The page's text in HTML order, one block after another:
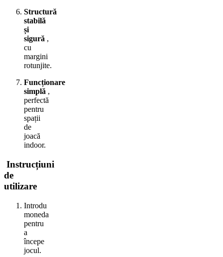
Structură
stabilă
și
sigură ,
cu
margini
rotunjite.
Funcționare
simplă ,
perfectă
pentru
spații
de
joacă
indoor.
Instrucțiuni
de
utilizare
Introdu
moneda
pentru
a
începe
jocul.